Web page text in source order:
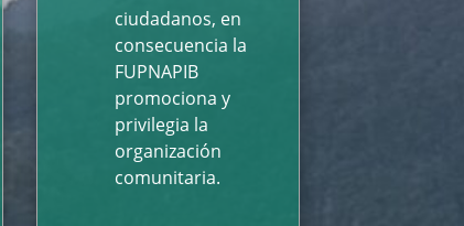
ciudadanos, en
consecuencia la
FUPNAPIB
promociona y
privilegia la
organización
comunitaria.